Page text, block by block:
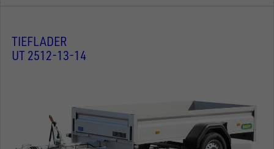
TIEFLADER
UT 2512-13-14